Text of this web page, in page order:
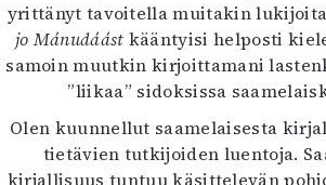
yrittänyt tavoitella muitakin
jo Mánudáást kääntyisi helposti
samoin muutkin kirjoittamani
”liikaa” sidoksissa
Olen kuunnellut saamelaisesta
tietävien tutkijoiden luentoja.
kirjallisuus tuntuu käsittelevän